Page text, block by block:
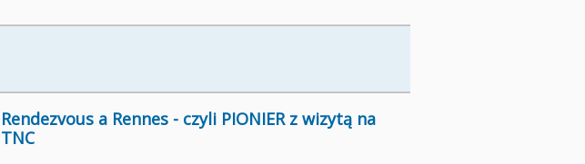
Rendezvous a Rennes - czyli PIONIER z wizytą na
TNC